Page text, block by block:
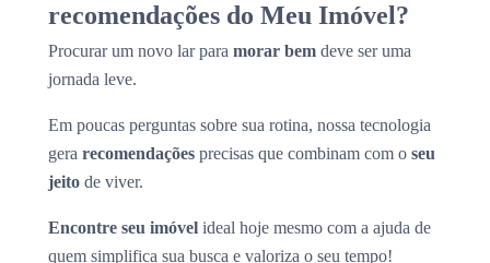
recomendações do Meu Imóvel?
Procurar um novo lar para morar bem deve ser uma
jornada leve.
Em poucas perguntas sobre sua rotina, nossa tecnologia
gera recomendações precisas que combinam com o seu
jeito de viver.
Encontre seu imóvel ideal hoje mesmo com a ajuda de
quem simplifica sua busca e valoriza o seu tempo!